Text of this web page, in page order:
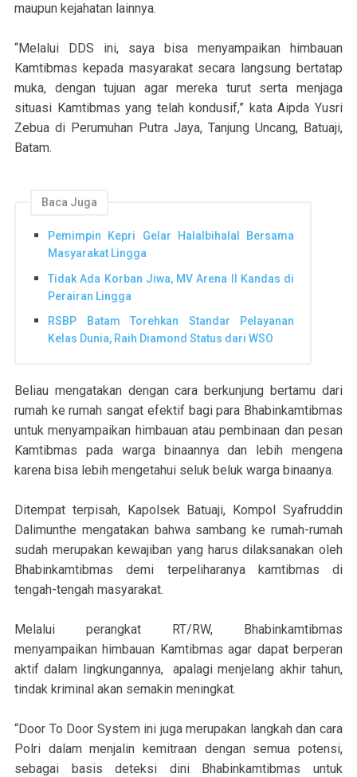
maupun kejahatan lainnya.
“Melalui DDS ini, saya bisa menyampaikan himbauan
Kamtibmas kepada masyarakat secara langsung bertatap
muka, dengan tujuan agar mereka turut serta menjaga
situasi Kamtibmas yang telah kondusif,” kata Aipda Yusri
Zebua di Perumuhan Putra Jaya, Tanjung Uncang, Batuaji,
Batam.
Baca Juga
Pemimpin Kepri Gelar Halalbihalal Bersama
Masyarakat Lingga
Tidak Ada Korban Jiwa, MV Arena II Kandas di
Perairan Lingga
RSBP Batam Torehkan Standar Pelayanan
Kelas Dunia, Raih Diamond Status dari WSO
Beliau mengatakan dengan cara berkunjung bertamu dari
rumah ke rumah sangat efektif bagi para Bhabinkamtibmas
untuk menyampaikan himbauan atau pembinaan dan pesan
Kamtibmas pada warga binaannya dan lebih mengena
karena bisa lebih mengetahui seluk beluk warga binaanya.
Ditempat terpisah, Kapolsek Batuaji, Kompol Syafruddin
Dalimunthe mengatakan bahwa sambang ke rumah-rumah
sudah merupakan kewajiban yang harus dilaksanakan oleh
Bhabinkamtibmas demi terpeliharanya kamtibmas di
tengah-tengah masyarakat.
Melalui perangkat RT/RW, Bhabinkamtibmas
menyampaikan himbauan Kamtibmas agar dapat berperan
aktif dalam lingkungannya, apalagi menjelang akhir tahun,
tindak kriminal akan semakin meningkat.
“Door To Door System ini juga merupakan langkah dan cara
Polri dalam menjalin kemitraan dengan semua potensi,
sebagai basis deteksi dini Bhabinkamtibmas untuk